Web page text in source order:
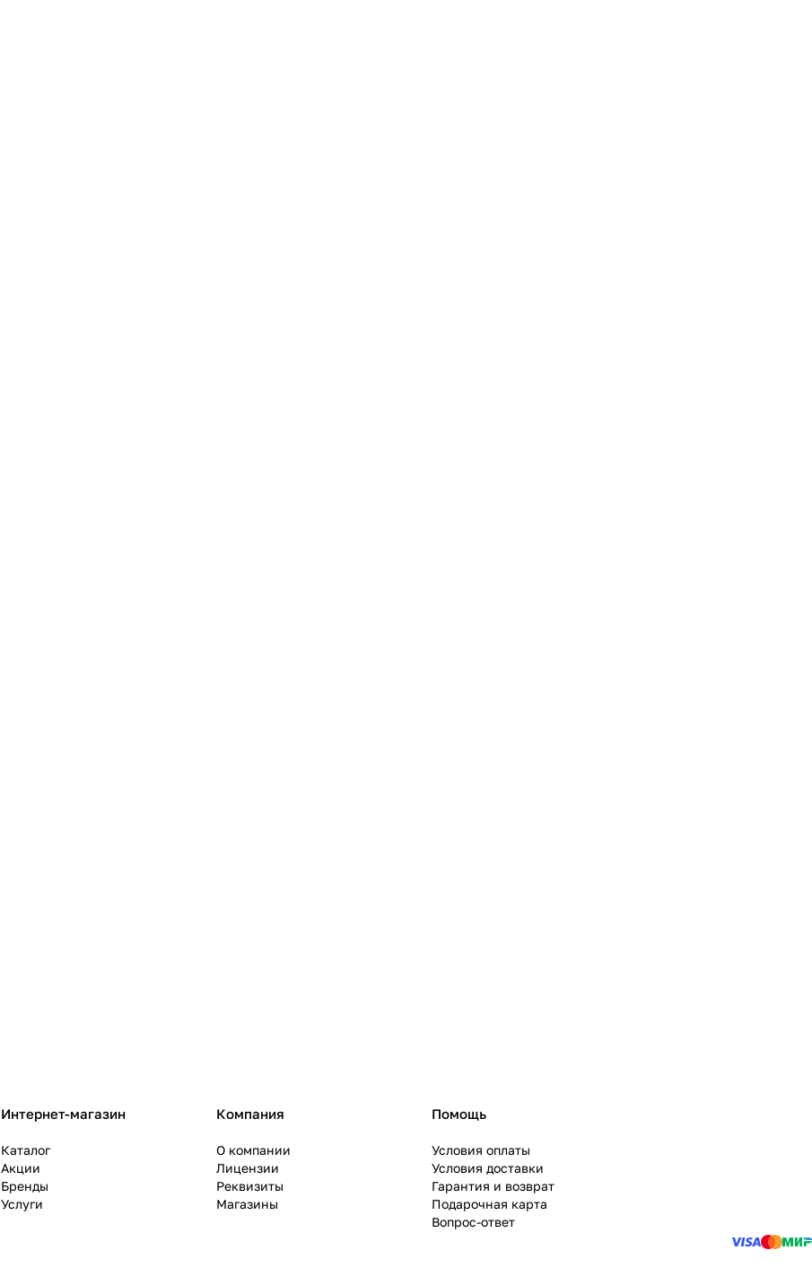
Интернет-магазин
Каталог
Акции
Бренды
Услуги
Компания
О компании
Лицензии
Реквизиты
Магазины
Помощь
Условия оплаты
Условия доставки
Гарантия и возврат
Подарочная карта
Вопрос-ответ